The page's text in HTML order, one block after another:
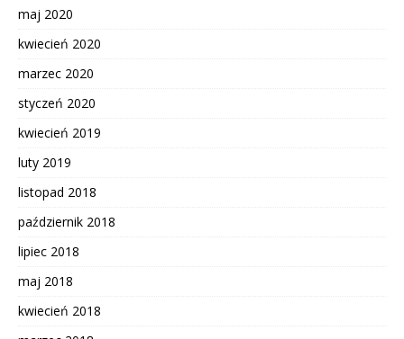
maj 2020
kwiecień 2020
marzec 2020
styczeń 2020
kwiecień 2019
luty 2019
listopad 2018
październik 2018
lipiec 2018
maj 2018
kwiecień 2018